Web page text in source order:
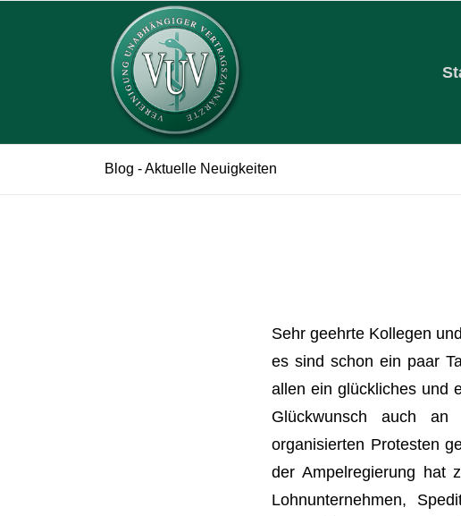
Blog - Aktuelle Neuigkeiten
Sehr geehrte Kollegen
es sind schon ein paar
allen ein glückliches und
Glückwunsch auch
organisierten Protesten
der Ampelregierung hat
Lohnunternehmen,